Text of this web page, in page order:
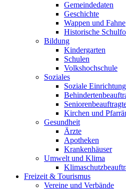
Gemeindedaten
Geschichte
Wappen und Fahne
Historische
Bildung
Kindergarten
Schulen
Volkshochschule
Soziales
Soziale
Kirchen und
Gesundheit
Ärzte
Apotheken
Krankenhäuser
Umwelt und Klima
Freizeit & Tourismus
Vereine und Verbände